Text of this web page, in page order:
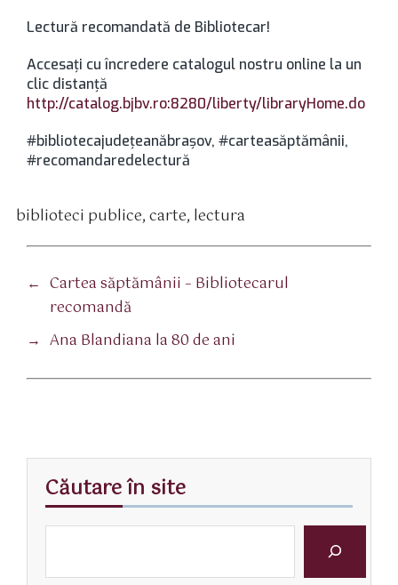
Lectură recomandată de Bibliotecar!
Accesaţi cu încredere catalogul nostru online la un
clic distanţă
http://catalog.bjbv.ro:8280/liberty/libraryHome.do
#bibliotecajudeţeanăbraşov, #carteasăptămânii,
#recomandaredelectură
biblioteci publice,carte, lectura
← Cartea săptămânii – Bibliotecarul
recomandă
→ Ana Blandiana la 80 de ani
Căutare în site